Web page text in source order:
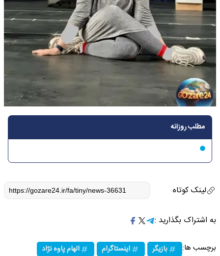
مطلب روزانه
لینک کوتاه
به اشتراک بگذارید :
برچسب ها: بازیگر اینستاگرام الهام پاوه نژاد